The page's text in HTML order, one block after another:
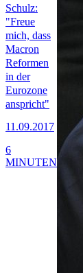
Schulz:
"Freue
mich, dass
Macron
Reformen
in der
Eurozone
anspricht"
11.09.2017
6
MINUTEN